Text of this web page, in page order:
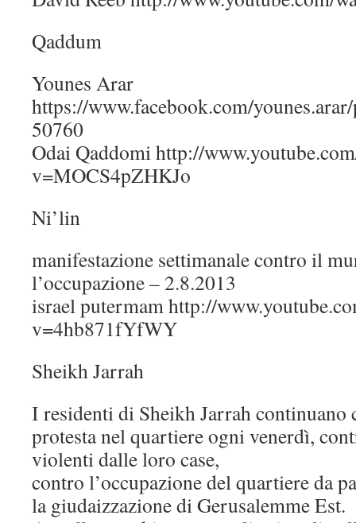
Qaddum
Younes Arar
https://www.facebook.com/
50760
Odai Qaddomi http://
v=MOCS4pZHKJo
Ni’lin
manifestazione settimanale contro il
l’occupazione – 2.8.2013
israel putermam http://
v=4hb871fYfWY
Sheikh Jarrah
I residenti di Sheikh Jarrah
protesta nel quartiere ogni venerdì,
violenti dalle loro case,
contro l’occupazione del quartiere da
la giudaizzazione di Gerusalemme Est.